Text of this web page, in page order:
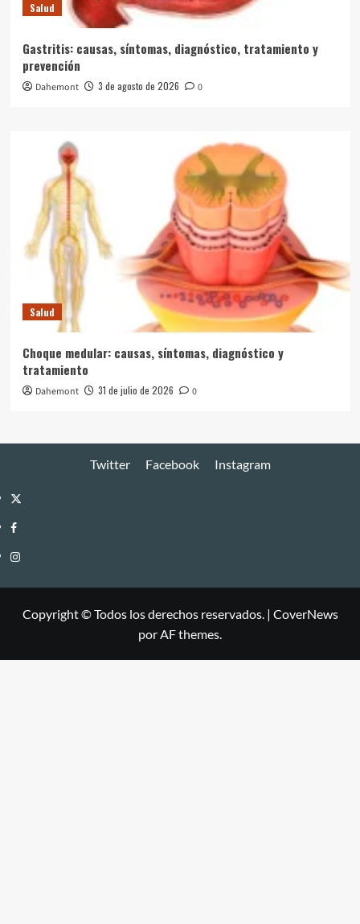
Salud
Gastritis: causas, síntomas, diagnóstico, tratamiento y
prevención
Dahemont 3 de agosto de 2026 0
Salud
Choque medular: causas, síntomas, diagnóstico y
tratamiento
Dahemont 31 de julio de 2026 0
Twitter Facebook Instagram
Twitter
Facebook
Instagram
Copyright © Todos los derechos reservados. | CoverNews
por AF themes.